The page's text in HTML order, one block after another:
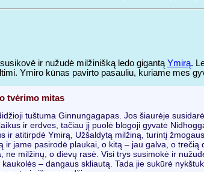
ir nužudė milžinišką ledo gigantą Ymirą.
Ymiro kūnas pavirto pasauliu, kuriame mes
tvėrimo mitas
tuštuma Ginnungagapas. Jos šiaurėje
ir erdves, tačiau jį puolė blogoji gyvatė
ir atitirpdė Ymirą, Užšaldytą milžiną, turintį
ir jame pasirodė plaukai, o kitą – jau galva, o
ne milžinų, o dievų rasė. Visi trys susimokė ir
– dangaus skliautą. Tada jie sukūrė